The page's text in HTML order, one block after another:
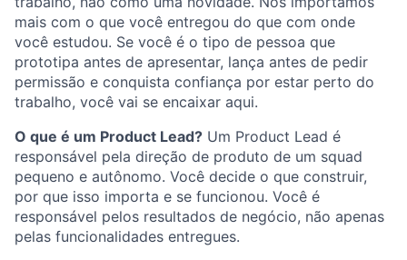
mais com o que você entregou do que com onde
você estudou. Se você é o tipo de pessoa que
prototipa antes de apresentar, lança antes de pedir
permissão e conquista confiança por estar perto do
trabalho, você vai se encaixar aqui.
O que é um Product Lead? Um Product Lead é
responsável pela direção de produto de um squad
pequeno e autônomo. Você decide o que construir,
por que isso importa e se funcionou. Você é
responsável pelos resultados de negócio, não apenas
pelas funcionalidades entregues.